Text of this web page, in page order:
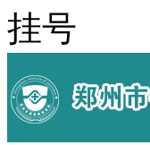
挂号